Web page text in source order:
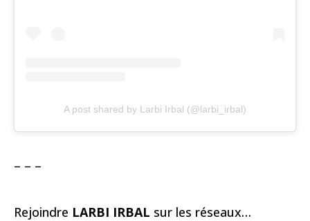
A post shared by Larbi Irbal (@larbi_irbal)
– – –
Rejoindre LARBI IRBAL sur les réseaux…